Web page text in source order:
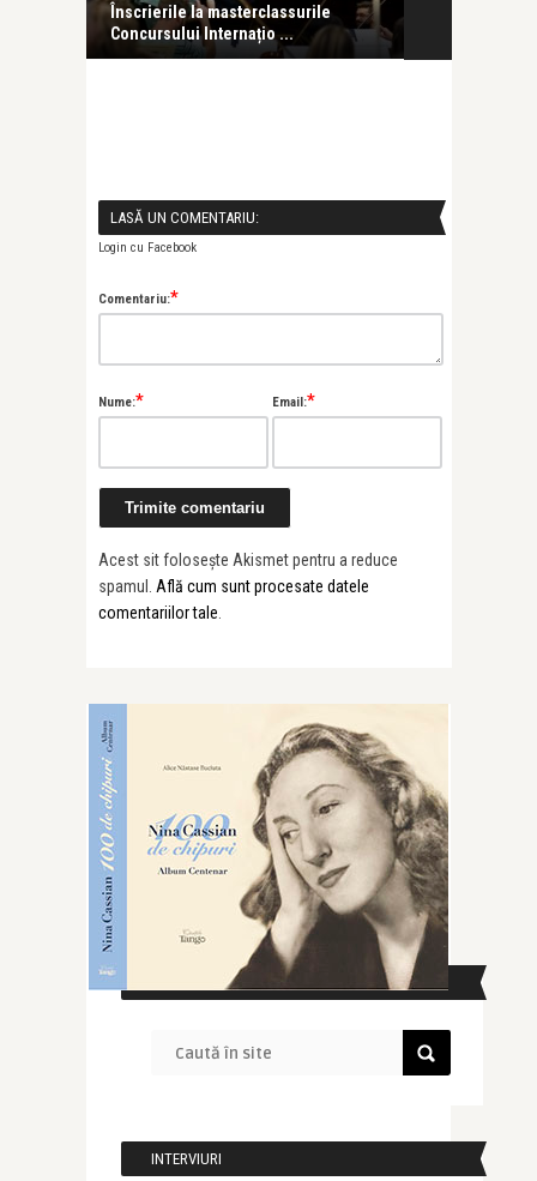
Înscrierile la masterclassurile
Concursului Internațio ...
Boulez, Enescu, Grieg,
Avital. O zi cu mar ...
LASĂ UN COMENTARIU:
Login cu Facebook
Comentariu:*
Nume:* Email:*
Acest sit folosește Akismet pentru a reduce
spamul. Află cum sunt procesate datele
comentariilor tale
CAUTĂ ÎN SITE
INTERVIURI